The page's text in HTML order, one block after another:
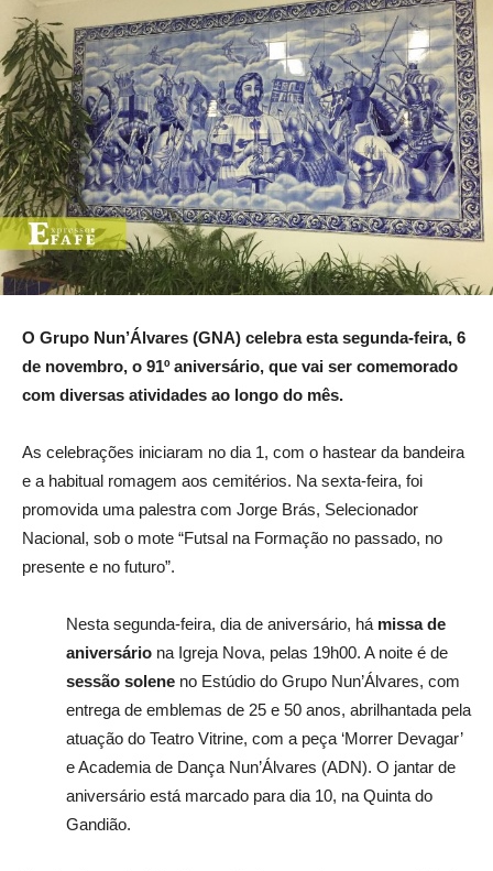
O Grupo Nun’Álvares (GNA) celebra esta segunda-feira, 6
de novembro, o 91º aniversário, que vai ser comemorado
com diversas atividades ao longo do mês.
As celebrações iniciaram no dia 1, com o hastear da bandeira
e a habitual romagem aos cemitérios. Na sexta-feira, foi
promovida uma palestra com Jorge Brás, Selecionador
Nacional, sob o mote “Futsal na Formação no passado, no
presente e no futuro”.
Nesta segunda-feira, dia de aniversário, há missa de
aniversário na Igreja Nova, pelas 19h00. A noite é de
sessão solene no Estúdio do Grupo Nun’Álvares, com
entrega de emblemas de 25 e 50 anos, abrilhantada pela
atuação do Teatro Vitrine, com a peça ‘Morrer Devagar’
e Academia de Dança Nun’Álvares (ADN). O jantar de
aniversário está marcado para dia 10, na Quinta do
Gandião.